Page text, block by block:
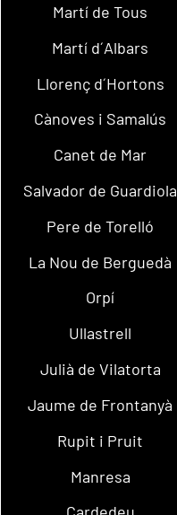
Martí de Tous
Martí d´Albars
Llorenç d´Hortons
Cànoves i Samalús
Canet de Mar
Salvador de Guardiola
Pere de Torelló
La Nou de Berguedà
Orpí
Ullastrell
Julià de Vilatorta
Jaume de Frontanyà
Rupit i Pruit
Manresa